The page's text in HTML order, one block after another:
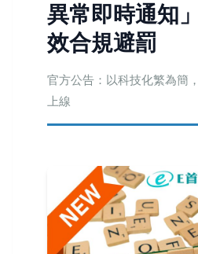
異常即時通知
效合規避罰
官方公告：以科技化繁為簡
上線